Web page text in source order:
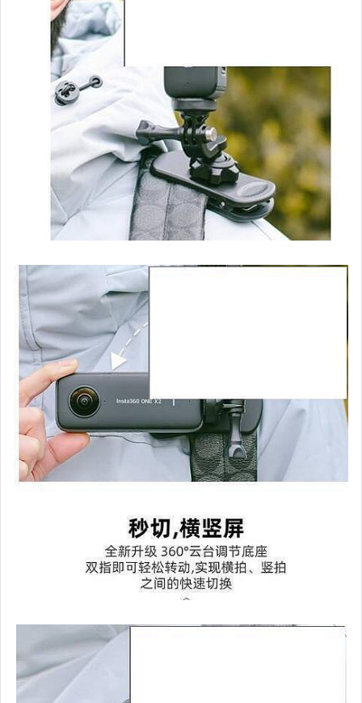
汽機車精品百貨
居家、家具與園藝
玩具、模型與公仔
男性精品與服飾
女裝與服飾配件
偶像、球員卡與郵幣
手錶與飾品配件
家電與影音視聽